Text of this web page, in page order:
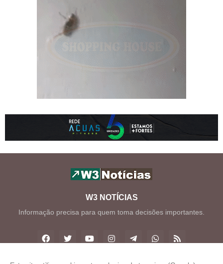
W3 NOTÍCIAS
Informação precisa para quem toma decisões importantes.